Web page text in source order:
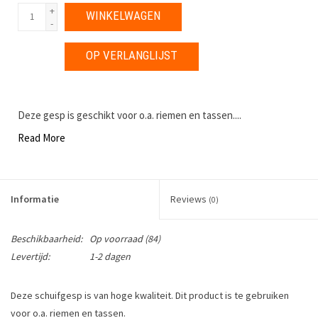
+
-
WINKELWAGEN
OP VERLANGLIJST
Deze gesp is geschikt voor o.a. riemen en tassen....
Read More
Informatie Reviews (0)
Beschikbaarheid: Op voorraad(84)
Levertijd:
1-2 dagen
Deze schuifgesp is van hoge kwaliteit. Dit product is te gebruiken
voor o.a. riemen en tassen.